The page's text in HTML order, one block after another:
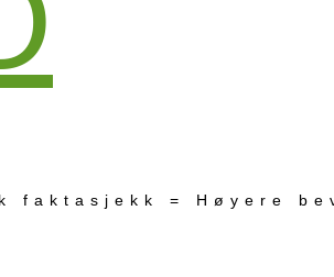
faktasjekk = Høyere